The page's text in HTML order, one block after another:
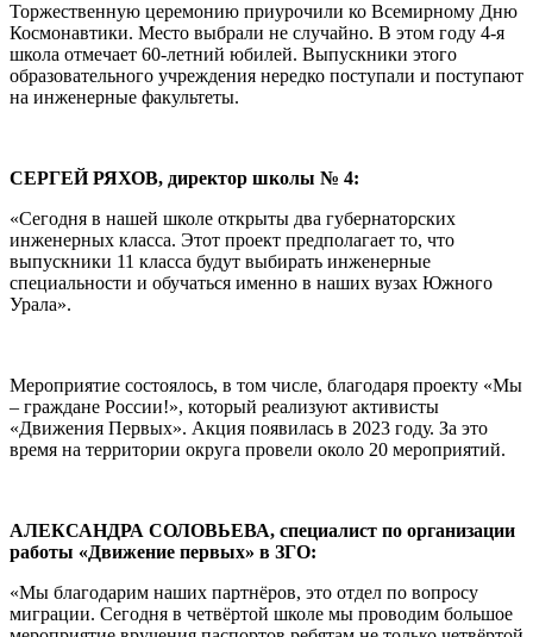
Торжественную церемонию приурочили ко Всемирному Дню
Космонавтики. Место выбрали не случайно. В этом году 4-я
школа отмечает 60-летний юбилей. Выпускники этого
образовательного учреждения нередко поступали и поступают
на инженерные факультеты.
СЕРГЕЙ РЯХОВ, директор школы № 4:
«Сегодня в нашей школе открыты два губернаторских
инженерных класса. Этот проект предполагает то, что
выпускники 11 класса будут выбирать инженерные
специальности и обучаться именно в наших вузах Южного
Урала».
Мероприятие состоялось, в том числе, благодаря проекту «Мы
– граждане России!», который реализуют активисты
«Движения Первых». Акция появилась в 2023 году. За это
время на территории округа провели около 20 мероприятий.
АЛЕКСАНДРА СОЛОВЬЕВА, специалист по организации
работы «Движение первых» в ЗГО:
«Мы благодарим наших партнёров, это отдел по вопросу
миграции. Сегодня в четвёртой школе мы проводим большое